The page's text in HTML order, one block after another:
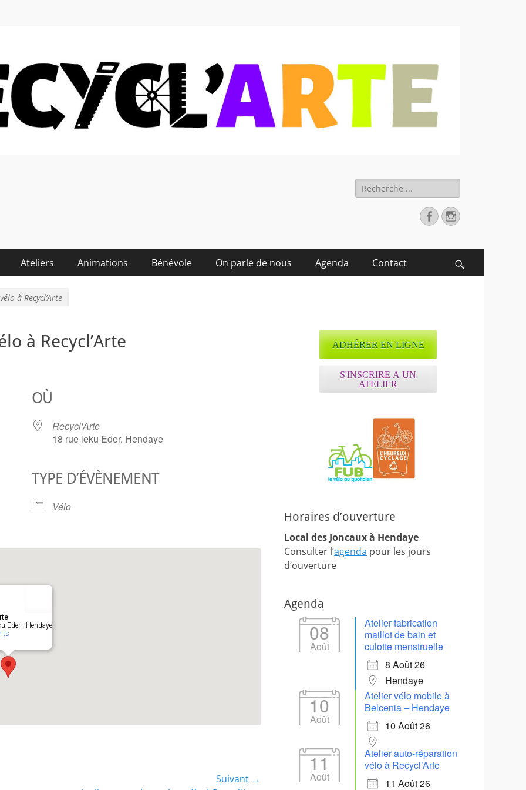
Rechercher :
FacebookInstagram
Ateliers Animations Bénévole On parle de nous Agenda Contact
à Recycl’Arte
à Recycl’Arte
Google
OÙ
Recycl'Arte
18 rue leku Eder, Hendaye
TYPE D’ÉVÈNEMENT
Vélo
Eder - Hendaye
Suivant →
ADHÉRER EN LIGNE
S'INSCRIRE A UN
ATELIER
Horaires d’ouverture
Local des Joncaux à Hendaye
Consulter l’agenda pour les jours
d’ouverture
Agenda
08
Août
Atelier fabrication
maillot de bain et
culotte menstruelle
8 Août 26
Hendaye
10
Août
Atelier vélo mobile à
Belcenia – Hendaye
10 Août 26
11
Août
Atelier auto-réparation
vélo à Recycl’Arte
11 Août 26